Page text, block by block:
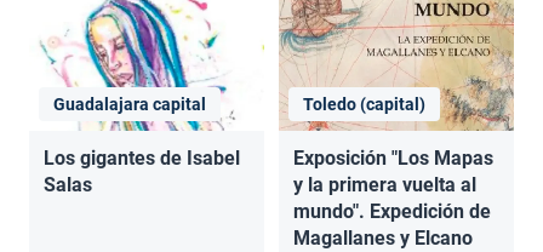
Guadalajara capital
Los gigantes de Isabel
Salas
Toledo (capital)
Exposición "Los Mapas
y la primera vuelta al
mundo". Expedición de
Magallanes y Elcano